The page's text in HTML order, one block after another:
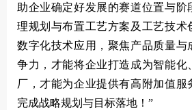
助企业确定好发展的赛道位置与阶
理规划与布置工艺方案及工艺技术
数字化技术应用，聚焦产品质量与
争力，才能将企业打造成为智能化
厂，才能为企业提供有高附加值服
完成战略规划与目标落地！”